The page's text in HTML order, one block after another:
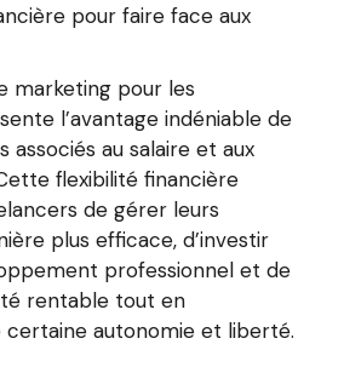
pour faire face aux
marketing pour les
l’avantage indéniable de
associés au salaire et aux
flexibilité financière
de gérer leurs
plus efficace, d’investir
professionnel et de
rentable tout en
certaine autonomie et liberté.